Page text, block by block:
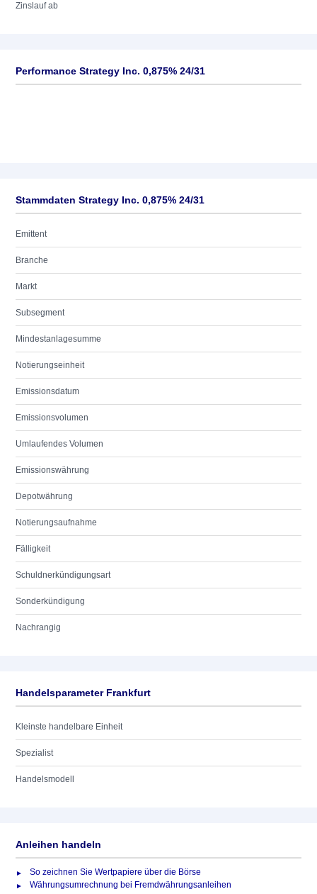
Zinslauf ab
Performance Strategy Inc. 0,875% 24/31
Stammdaten Strategy Inc. 0,875% 24/31
Emittent
Branche
Markt
Subsegment
Mindestanlagesumme
Notierungseinheit
Emissionsdatum
Emissionsvolumen
Umlaufendes Volumen
Emissionswährung
Depotwährung
Notierungsaufnahme
Fälligkeit
Schuldnerkündigungsart
Sonderkündigung
Nachrangig
Handelsparameter Frankfurt
Kleinste handelbare Einheit
Spezialist
Handelsmodell
Anleihen handeln
So zeichnen Sie Wertpapiere über die Börse
Währungsumrechnung bei Fremdwährungsanleihen